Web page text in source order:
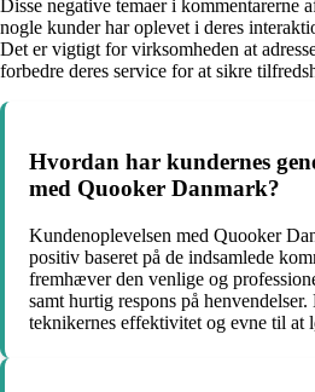
Disse negative temaer i kommentarerne
nogle kunder har oplevet i deres
Det er vigtigt for virksomheden at
forbedre deres service for at sikre
Hvordan har kundernes
med Quooker Danmark?
Kundenoplevelsen med Quooker
positiv baseret på de indsamlede
fremhæver den venlige og
samt hurtig respons på
teknikernes effektivitet og evne til at